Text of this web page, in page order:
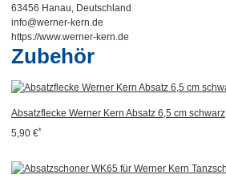
63456 Hanau, Deutschland
info@werner-kern.de
https://www.werner-kern.de
Zubehör
Absatzflecke Werner Kern Absatz 6,5 cm schwarz
5,90 €*